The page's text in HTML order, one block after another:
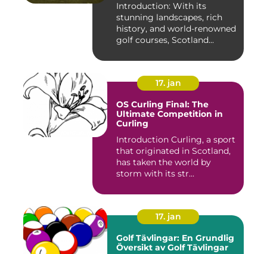
Introduction: With its
stunning landscapes, rich
history, and world-renowned
golf courses, Scotland...
17. jan
OS Curling Final: The
Ultimate Competition in
Curling
Introduction Curling, a sport
that originated in Scotland,
has taken the world by
storm with its str...
17. jan
Golf Tävlingar: En Grundlig
Översikt av Golf Tävlingar